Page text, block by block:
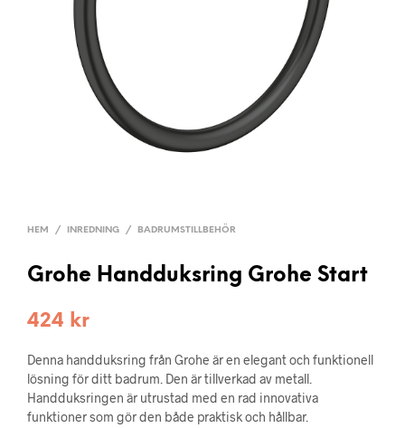
HEM / INREDNING / BADRUMSTILLBEHÖR
Grohe Handduksring Grohe Start
424 kr
Denna handduksring från Grohe är en elegant och funktionell
lösning för ditt badrum. Den är tillverkad av metall.
Handduksringen är utrustad med en rad innovativa
funktioner som gör den både praktisk och hållbar.